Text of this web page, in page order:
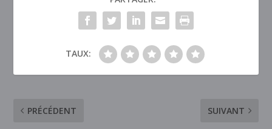
TAUX:
PRÉCÉDENT SUIVANT